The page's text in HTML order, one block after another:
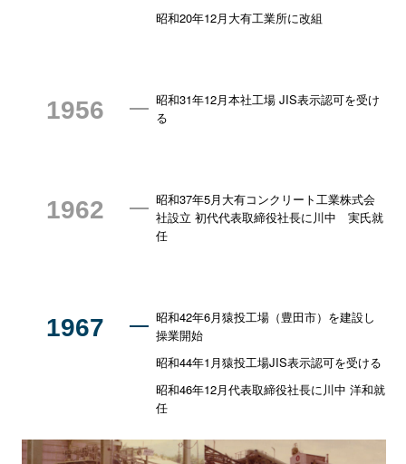
昭和20年12月大有工業所に改組
1956
昭和31年12月本社工場 JIS表示認可を受け
る
1962
昭和37年5月大有コンクリート工業株式会
社設立 初代代表取締役社長に川中 実氏就
任
1967
昭和42年6月猿投工場（豊田市）を建設し
操業開始
昭和44年1月猿投工場JIS表示認可を受ける
昭和46年12月代表取締役社⾧に川中 洋和就
任